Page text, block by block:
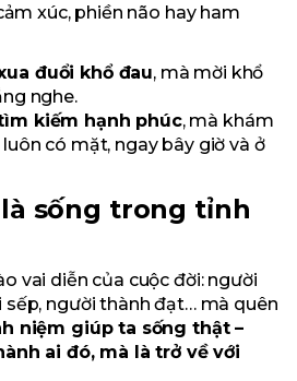
xúc, phiền não hay ham
đuổi khổ đau, mà mời khổ
nghe.
kiếm hạnh phúc, mà khám
có mặt, ngay bây giờ và ở
sống trong tỉnh
vai diễn của cuộc đời: người
sếp, người thành đạt… mà quên
niệm giúp ta sống thật –
ai đó, mà là trở về với